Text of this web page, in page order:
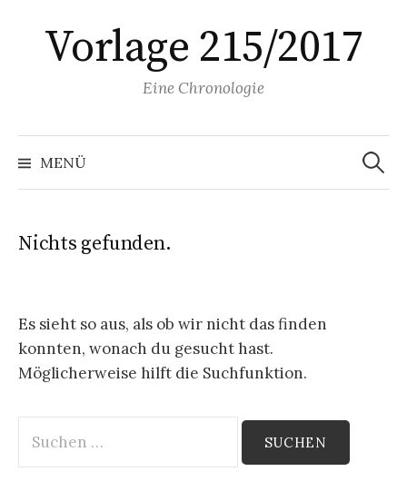
zum
InhaltVorlage 215/2017
Eine Chronologie
MENÜ
Suchen
nach:
Nichts gefunden.
Es sieht so aus, als ob wir nicht das finden
konnten, wonach du gesucht hast.
Möglicherweise hilft die Suchfunktion.
Suchen
nach: